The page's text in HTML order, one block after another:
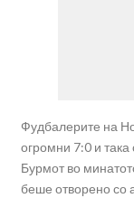
Фудбалерите на
огромни 7:0 и така
Бурмот во
беше отворено со